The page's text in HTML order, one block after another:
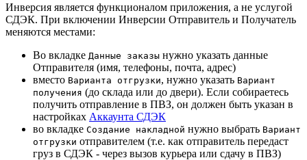
Инверсия является функционалом приложения, а не услугой
СДЭК. При включении Инверсии Отправитель и Получатель
меняются местами:
Во вкладке Данные заказы нужно указать данные
Отправителя (имя, телефоны, почта, адрес)
вместо Варианта отгрузки, нужно указать Вариант
получения (до склада или до двери). Если собираетесь
получить отправление в ПВЗ, он должен быть указан в
настройках Аккаунта СДЭК
во вкладке Создание накладной нужно выбрать Вариант
отгрузки отправителем (т.е. как отправитель передаст
груз в СДЭК - через вызов курьера или сдачу в ПВЗ)